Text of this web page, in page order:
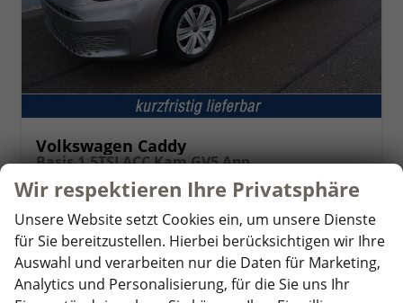
Volkswagen Caddy
Basis 1.5TSI ACC Kam GV5 App
unverbindliche Lieferzeit: 4 Wochen Fahrzeug mit Tageszulassung
Fahrzeugnr. 359895 GetriebeSchaltgetriebe
Kraftstoff Benzin Außenfarbe Mojave Beige Metallic
Leistung 85 kW (116 PS) Kilometerstand 10 km
01.06.2026
Wir respektieren Ihre Privatsphäre
Unsere Website setzt Cookies ein, um unsere Dienste
für Sie bereitzustellen. Hierbei berücksichtigen wir Ihre
Auswahl und verarbeiten nur die Daten für Marketing,
Analytics und Personalisierung, für die Sie uns Ihr